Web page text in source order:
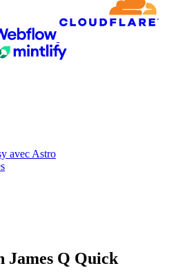
avec Astro
James Q Quick